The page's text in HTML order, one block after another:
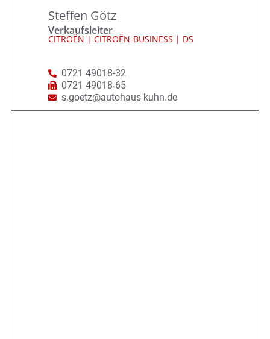
Steffen Götz
Verkaufsleiter
CITROËN | CITROËN-BUSINESS | DS
0721 49018-32
0721 49018-65
s.goetz@autohaus-kuhn.de